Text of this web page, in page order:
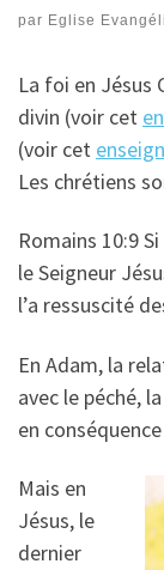
par Eglise
La foi en Jésus
divin (voir cet
(voir cet
Les chrétiens
Romains 10:9
le Seigneur
l’a ressuscité
En Adam, la
avec le péché,
en
Mais en
Jésus, le
dernier